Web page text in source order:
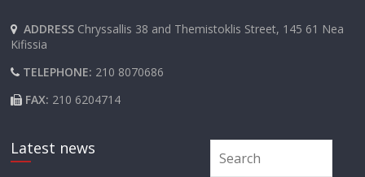
ADDRESS Chryssallis 38 and Themistoklis Street, 145 61 Nea
Kifissia
TELEPHONE: 210 8070686
FAX: 210 6204714
Latest news